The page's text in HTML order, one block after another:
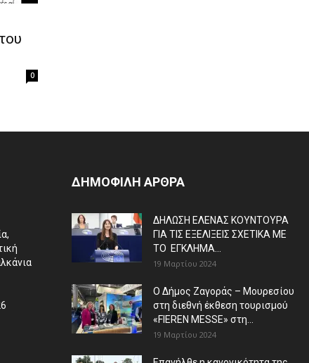
0
ΔΗΜΟΦΙΛΗ ΑΡΘΡΑ
ΔΗΛΩΣΗ ΕΛΕΝΑΣ ΚΟΥΝΤΟΥΡΑ
ΓΙΑ ΤΙΣ ΕΞΕΛΙΞΕΙΣ ΣΧΕΤΙΚΑ ΜΕ
ΤΟ ΕΓΚΛΗΜΑ...
19 Μαρτίου 2024
Ο Δήμος Ζαγοράς – Μουρεσίου
στη διεθνή έκθεση τουρισμού
«FIEREN MESSE» στη...
19 Μαρτίου 2024